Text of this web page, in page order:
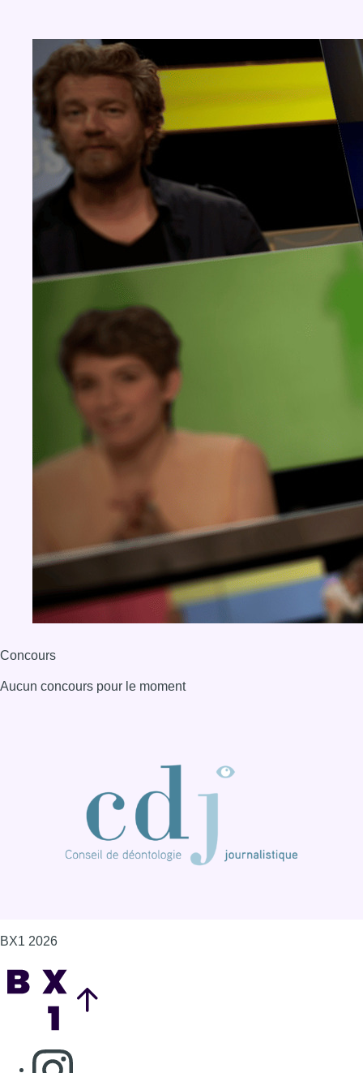
Concours
Aucun concours pour le moment
BX1 2026
Consulter page Instagram